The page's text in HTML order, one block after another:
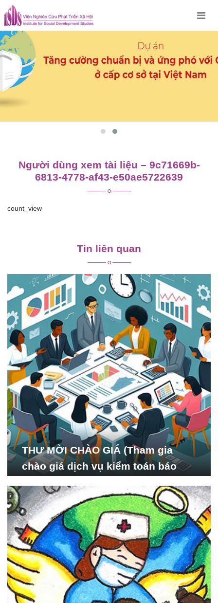
Skip
to
content
Người dùng xem tài liệu – 9c71669b-
6813-4778-af43-e50ae5722639
count_view
viết
Tin liên quan
THƯ MỜI CHÀO GIÁ (Tham gia
chào giá dịch vụ kiểm toán báo
Nghiên cứu Phát triển Xã
hội_ISDS)